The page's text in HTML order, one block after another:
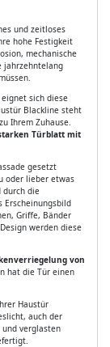
und zeitloses
hohe Festigkeit
mechanische
jahrzehntelang
eignet sich diese
Blackline steht
Ihrem Zuhause.
Türblatt mit
gesetzt
oder lieber etwas
durch die
Erscheinungsbild
Griffe, Bänder
werden diese
von
hat die Tür einen
Haustür
auch der
und verglasten